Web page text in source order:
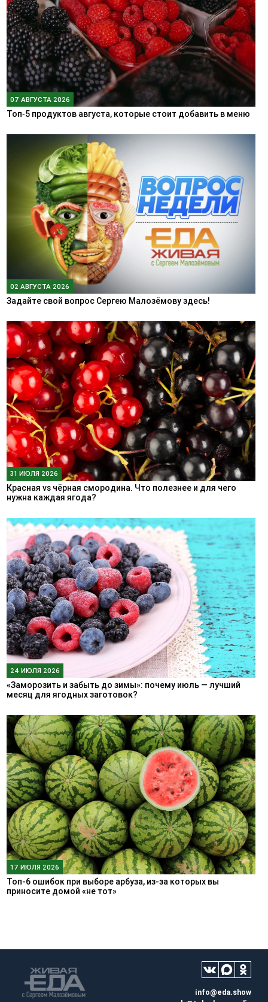
07 АВГУСТА 2026
Топ‑5 продуктов августа, которые стоит добавить в меню
02 АВГУСТА 2026
Задайте свой вопрос Сергею Малозёмову здесь!
31 ИЮЛЯ 2026
Красная vs чёрная смородина. Что полезнее и для чего
нужна каждая ягода?
24 ИЮЛЯ 2026
«Заморозить и забыть до зимы»: почему июль — лучший
месяц для ягодных заготовок?
17 ИЮЛЯ 2026
Топ-6 ошибок при выборе арбуза, из-за которых вы
приносите домой «не тот»
info@eda.show